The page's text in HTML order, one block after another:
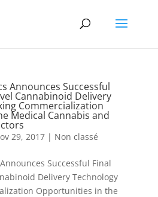
Announces Successful
Cannabinoid Delivery
Commercialization
Medical Cannabis and
29, 2017| Non classé
Successful Final
Delivery Technology
Opportunities in the